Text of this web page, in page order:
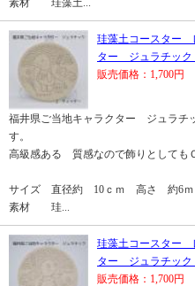
素材 珪藻土...
珪藻土コースター
ター ジュラチッ
販売価格：1,700円
福井県ご当地キャラクター ジュラ
す。
高級感ある 質感なので飾りとしても
サイズ 直径約 10ｃｍ 高さ 約6ｍ
素材 珪...
珪藻土コースター
ター ジュラチッ
販売価格：1,700円